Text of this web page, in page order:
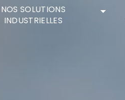
NOS SOLUTIONS
INDUSTRIELLES